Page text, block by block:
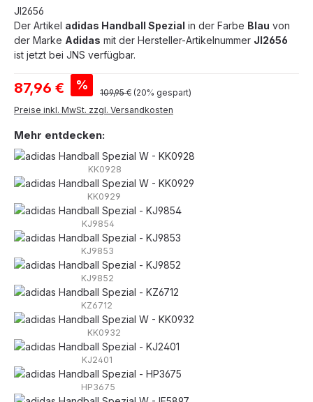
JI2656
Der Artikel adidas Handball Spezial in der Farbe Blau von
der Marke Adidas mit der Hersteller-Artikelnummer JI2656
ist jetzt bei JNS verfügbar.
Verkaufspreis:
87,96 € % Regulärer Preis:
109,95 € (20% gespart)
Preise inkl. MwSt. zzgl. Versandkosten
Mehr entdecken:
KK0928
KK0929
KJ9854
KJ9853
KJ9852
KZ6712
KK0932
KJ2401
HP3675